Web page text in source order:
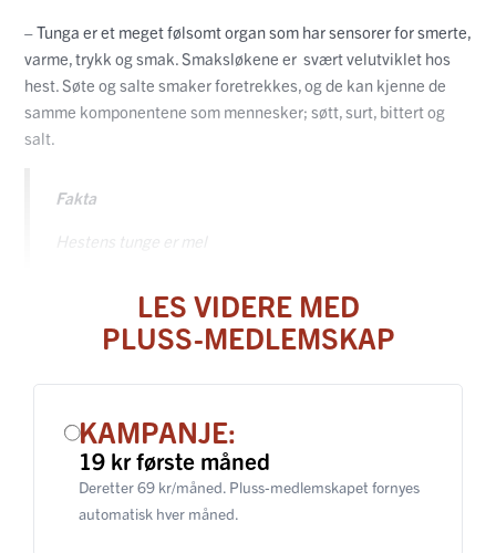
– Tunga er et meget følsomt organ som har sensorer for smerte,
varme, trykk og smak. Smaksløkene er svært velutviklet hos
hest. Søte og salte smaker foretrekkes, og de kan kjenne de
samme komponentene som mennesker; søtt, surt, bittert og
salt.
Fakta
Hestens tunge er mel
LES VIDERE MED
PLUSS-MEDLEMSKAP
KAMPANJE:
19 kr første måned
Deretter 69 kr/måned. Pluss-medlemskapet fornyes
automatisk hver måned.